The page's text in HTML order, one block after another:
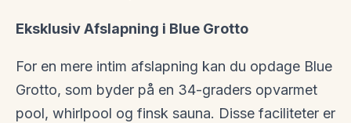
Eksklusiv Afslapning i Blue Grotto
For en mere intim afslapning kan du opdage Blue
Grotto, som byder på en 34-graders opvarmet
pool, whirlpool og finsk sauna. Disse faciliteter er